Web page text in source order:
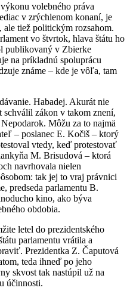
volebného práva
v zrýchlenom konaní, je
ale tiež politickým rozsahom.
vo štvrtok, hlava štátu ho
publikovaný v Zbierke
na príkladnú spoluprácu
známe – kde je vôľa, tam
Habadej. Akurát nie
schválil zákon v takom znení,
Môžu za to najmä
– poslanec E. Kočiš – ktorý
vtedy, keď protestovať
M. Brisudová – ktorá
navrhovala nielen
tak jej to vraj právnici
predseda parlamentu B.
kino, ako býva
obdobia.
letel do prezidentského
parlamentu vrátila a
Prezidentka Z. Čaputová
teda ihneď po jeho
skvost tak nastúpil už na
účinnosti.